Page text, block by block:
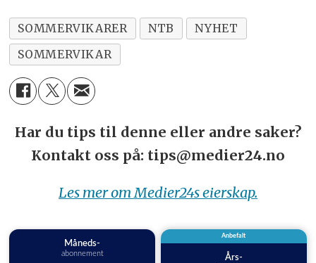
SOMMERVIKARER NTB
NYHET
SOMMERVIKAR
Har du tips til denne eller andre saker?
Kontakt oss på: tips@medier24.no
Les mer om Medier24s eierskap.
Måneds-
abonnement
Anbefalt
Års-